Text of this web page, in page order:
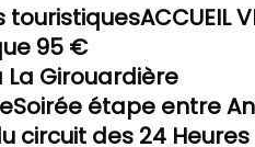
touristiquesACCUEIL
95 €
Girouardière
Soirée étape entre
circuit des 24